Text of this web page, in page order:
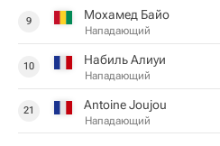
9 Мохамед Байо
Нападающий
10 Набиль Алиуи
Нападающий
21 Antoine Joujou
Нападающий